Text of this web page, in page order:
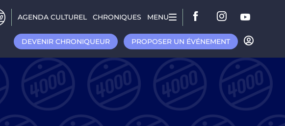
AGENDA CULTUREL CHRONIQUES MENU
DEVENIR CHRONIQUEUR PROPOSER UN ÉVÉNEMENT